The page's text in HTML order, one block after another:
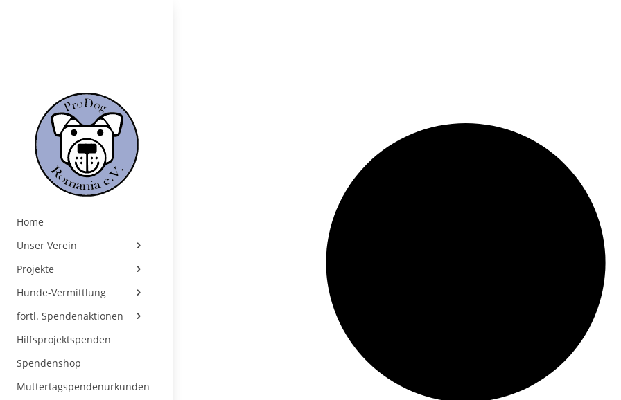
Home
Unser Verein
Projekte
Hunde-Vermittlung
fortl. Spendenaktionen
Hilfsprojektspenden
Spendenshop
Muttertagspendenurkunden